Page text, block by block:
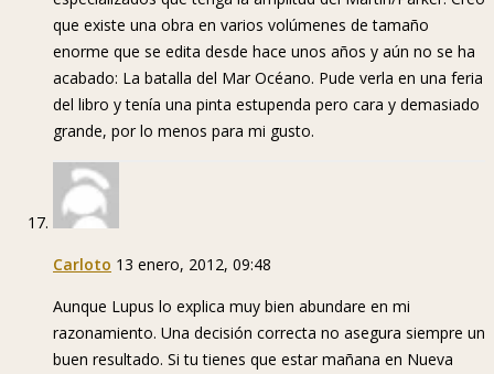
que existe una obra en varios volúmenes de tamaño
enorme que se edita desde hace unos años y aún no se ha
acabado: La batalla del Mar Océano. Pude verla en una feria
del libro y tenía una pinta estupenda pero cara y demasiado
grande, por lo menos para mi gusto.
Carloto 13 enero, 2012, 09:48
Aunque Lupus lo explica muy bien abundare en mi
razonamiento. Una decisión correcta no asegura siempre un
buen resultado. Si tu tienes que estar mañana en Nueva